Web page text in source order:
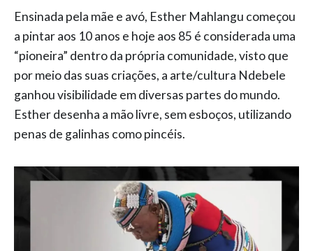
Ensinada pela mãe e avó, Esther Mahlangu começou
a pintar aos 10 anos e hoje aos 85 é considerada uma
“pioneira” dentro da própria comunidade, visto que
por meio das suas criações, a arte/cultura Ndebele
ganhou visibilidade em diversas partes do mundo.
Esther desenha a mão livre, sem esboços, utilizando
penas de galinhas como pincéis.